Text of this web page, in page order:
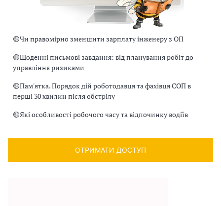
🟡Чи правомірно зменшити зарплату інженеру з ОП
🟡Щоденні письмові завдання: від планування робіт до
управління ризиками
🟡Пам'ятка. Порядок дій роботодавця та фахівця СОП в
перші 30 хвилин після обстрілу
🟡Які особливості робочого часу та відпочинку водіїв
ОТРИМАТИ ДОСТУП